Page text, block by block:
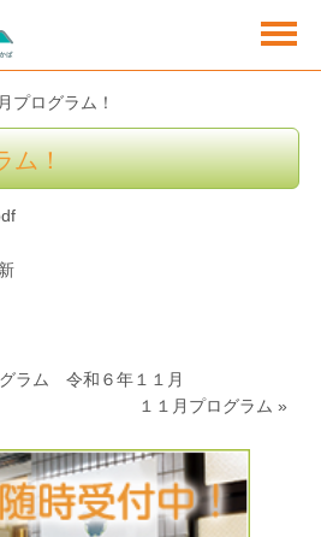
プログラム！
ム！
ラム 令和６年１１月
１１月プログラム »